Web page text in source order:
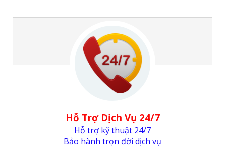
Hỗ Trợ Dịch Vụ 24/7
Hỗ trợ kỹ thuật 24/7
Bảo hành trọn đời dịch vụ